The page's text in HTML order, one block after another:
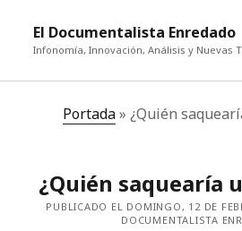
El Documentalista Enredado
Infonomía, Innovación, Análisis y Nuevas
Portada» ¿Quién
¿Quién saquearía
PUBLICADO EL DOMINGO, 12 DE
DOCUMENTALISTA